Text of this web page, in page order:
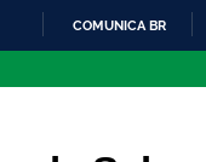
COMUNICA BR